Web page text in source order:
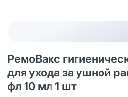
РемоВакс
для ухода за ушной
фл 10 мл 1 шт